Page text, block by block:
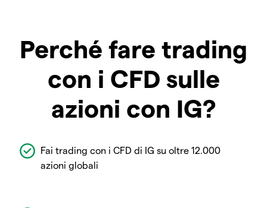
Perché fare trading
con i CFD sulle
azioni con IG?
Fai trading con i CFD di IG su oltre 12.000
azioni globali